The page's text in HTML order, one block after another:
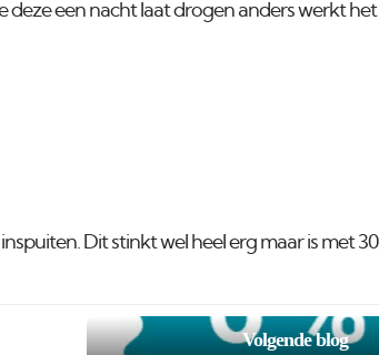
deze een nacht laat drogen anders werkt
Dit stinkt wel heel erg maar is met
Volgende blog